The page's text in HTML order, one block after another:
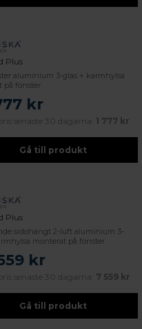
kompetens.
Plus
aluminium 3-glas + karmhylsa
på fönster
kr
senaste 30 dagarna: 1 777 kr
Gå till produkt
Plus
sidohängt 2-luft aluminium 3-
monterat på fönster
kr
senaste 30 dagarna: 7 559 kr
Gå till produkt